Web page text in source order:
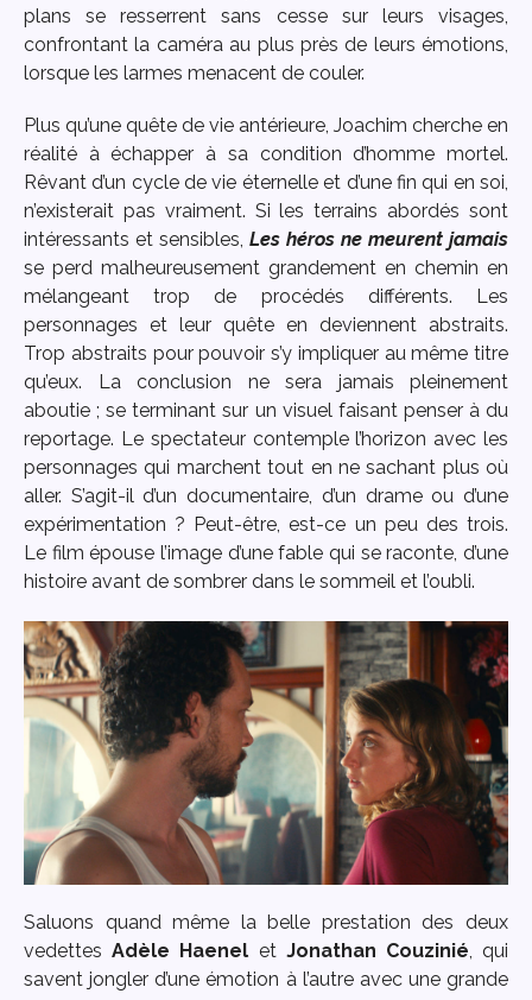
plans se resserrent sans cesse sur leurs visages,
confrontant la caméra au plus près de leurs émotions,
lorsque les larmes menacent de couler.
Plus qu’une quête de vie antérieure, Joachim cherche en
réalité à échapper à sa condition d’homme mortel.
Rêvant d’un cycle de vie éternelle et d’une fin qui en soi,
n’existerait pas vraiment. Si les terrains abordés sont
intéressants et sensibles, Les héros ne meurent jamais
se perd malheureusement grandement en chemin en
mélangeant trop de procédés différents. Les
personnages et leur quête en deviennent abstraits.
Trop abstraits pour pouvoir s’y impliquer au même titre
qu’eux. La conclusion ne sera jamais pleinement
aboutie ; se terminant sur un visuel faisant penser à du
reportage. Le spectateur contemple l’horizon avec les
personnages qui marchent tout en ne sachant plus où
aller. S’agit-il d’un documentaire, d’un drame ou d’une
expérimentation ? Peut-être, est-ce un peu des trois.
Le film épouse l’image d’une fable qui se raconte, d’une
histoire avant de sombrer dans le sommeil et l’oubli.
Saluons quand même la belle prestation des deux
vedettesAdèle Haenel et Jonathan Couzinié, qui
savent jongler d’une émotion à l’autre avec une grande